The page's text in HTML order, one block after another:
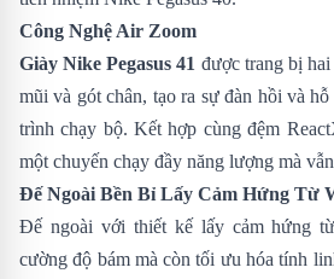
Công Nghệ Air Zoom
Giày Nike Pegasus 41 được trang bị
mũi và gót chân, tạo ra sự đàn hồi và
trình chạy bộ. Kết hợp cùng đệm
một chuyến chạy đầy năng lượng mà
Đế Ngoài Bền Bỉ Lấy Cảm Hứng Từ
Đế ngoài với thiết kế lấy cảm hứng
cường độ bám mà còn tối ưu hóa tính